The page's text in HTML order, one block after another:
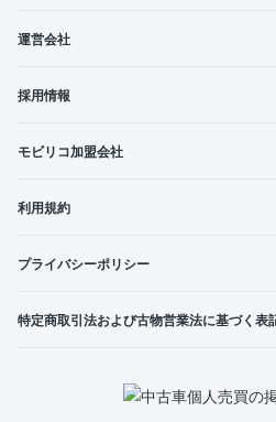
運営会社
採用情報
モビリコ加盟会社
利用規約
プライバシーポリシー
特定商取引法および古物営業法に基づく表